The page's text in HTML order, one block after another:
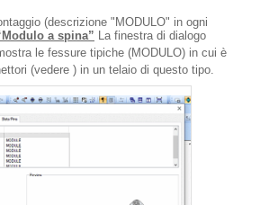
(descrizione "MODULO" in ogni
a spina” La finestra di dialogo
le fessure tipiche (MODULO) in cui è
(vedere ) in un telaio di questo tipo.